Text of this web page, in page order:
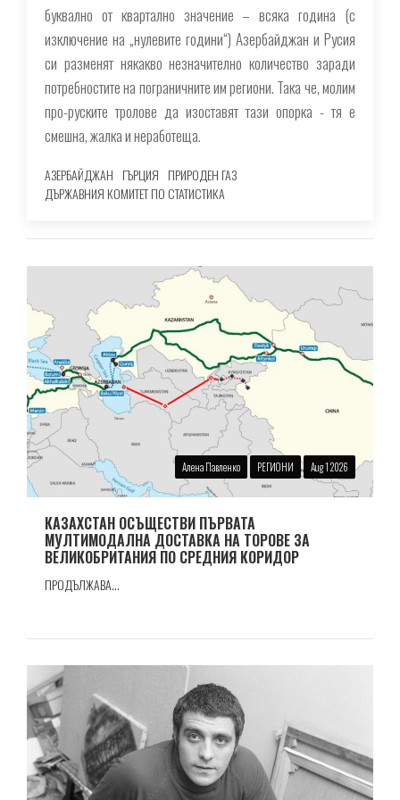
буквално от квартално значение – всяка година (с
изключение на „нулевите години“) Азербайджан и Русия
си разменят някакво незначително количество заради
потребностите на пограничните им региони. Така че, молим
про-руските тролове да изоставят тази опорка - тя е
смешна, жалка и неработеща.
АЗЕРБАЙДЖАН ГЪРЦИЯ ПРИРОДЕН ГАЗ
ДЪРЖАВНИЯ КОМИТЕТ ПО СТАТИСТИКА
Алена Павленко РЕГИОНИ Aug 1 2026
КАЗАХСТАН ОСЪЩЕСТВИ ПЪРВАТА
МУЛТИМОДАЛНА ДОСТАВКА НА ТОРОВЕ ЗА
ВЕЛИКОБРИТАНИЯ ПО СРЕДНИЯ КОРИДОР
ПРОДЪЛЖАВА...